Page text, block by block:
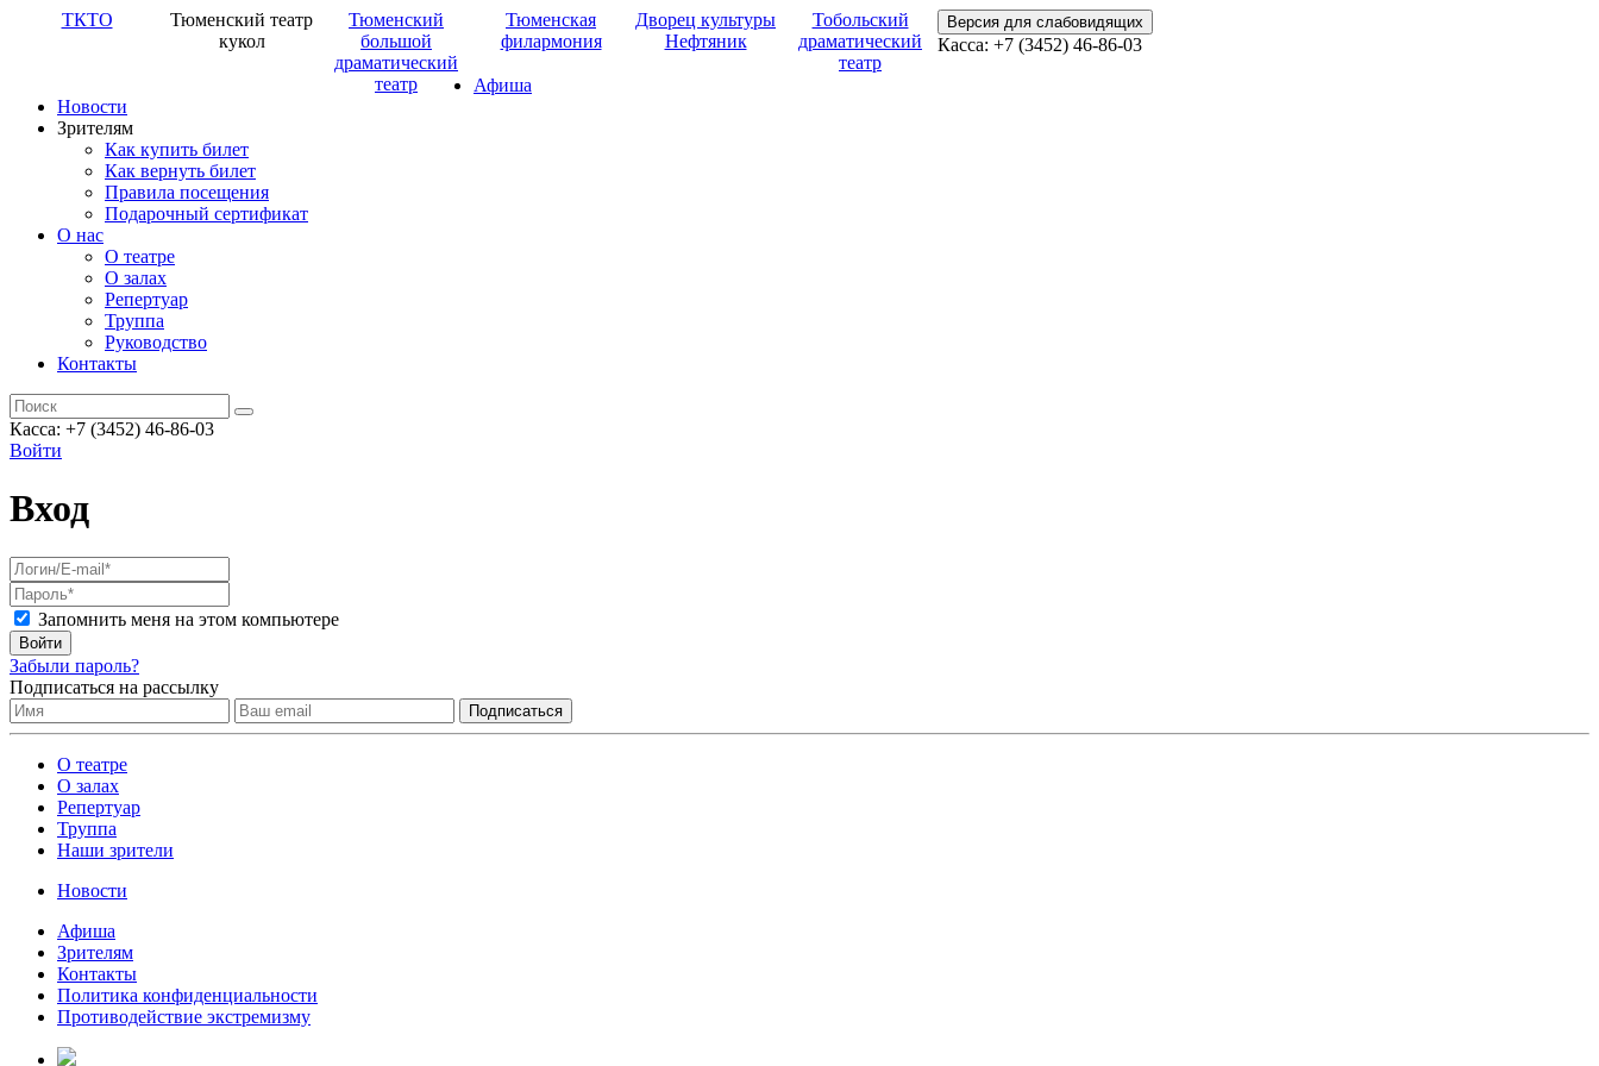
ТКТО
Тюменский театр
кукол
Тюменский
большой
драматический
театр
Тюменская
филармония
Дворец культуры
Нефтяник
Тобольский
драматический
театр
Версия для слабовидящих
Касса: +7 (3452) 46-86-03
Афиша
Новости
Зрителям
Как купить билет
Как вернуть билет
Правила посещения
Подарочный сертификат
О нас
О театре
О залах
Репертуар
Труппа
Руководство
Контакты
Касса: +7 (3452) 46-86-03
Войти
Вход
Запомнить меня на этом компьютере
Войти
Забыли пароль?
Подписаться на рассылку
О театре
О залах
Репертуар
Труппа
Наши зрители
Новости
Афиша
Зрителям
Контакты
Политика конфиденциальности
Противодействие экстремизму